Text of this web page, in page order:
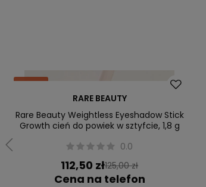
Okazja
RARE BEAUTY
Rare Beauty Weightless Eyeshadow Stick
Growth cień do powiek w sztyfcie, 1,8 g
0.0
112,50 zł125,00 zł
Cena na telefon